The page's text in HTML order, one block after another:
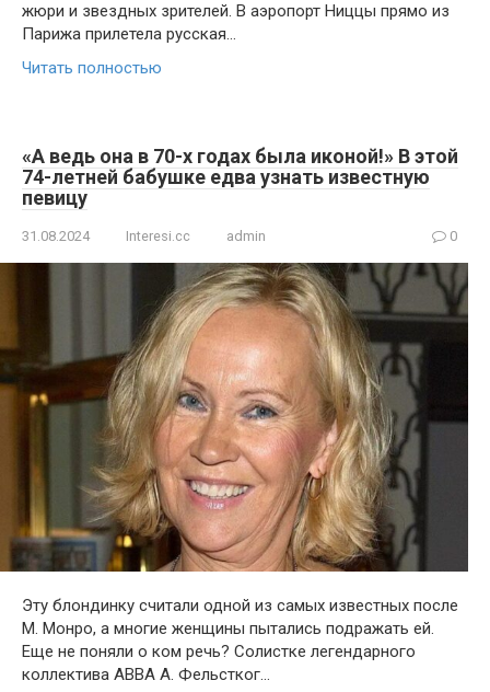
жюри и звездных зрителей. В аэропорт Ниццы прямо из
Парижа прилетела русская…
Читать полностью
«А ведь она в 70-х годах была иконой!» В этой
74-летней бабушке едва узнать известную
певицу
31.08.2024 Interesi.cc admin 0
Эту блондинку считали одной из самых известных после
М. Монро, а многие женщины пытались подражать ей.
Еще не поняли о ком речь? Солистке легендарного
коллектива ABBA А. Фельстког…